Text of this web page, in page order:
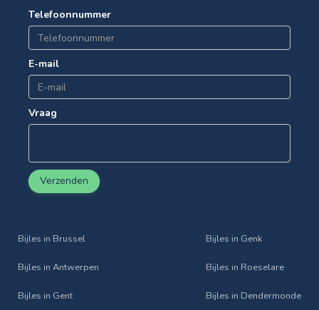
Telefoonnummer
E-mail
Vraag
Verzenden
Bijles in Brussel
Bijles in Antwerpen
Bijles in Gent
Bijles in Genk
Bijles in Roeselare
Bijles in Dendermonde